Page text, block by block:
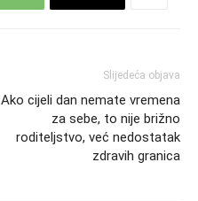
Slijedeća objava
Ako cijeli dan nemate vremena
za sebe, to nije brižno
roditeljstvo, već nedostatak
zdravih granica